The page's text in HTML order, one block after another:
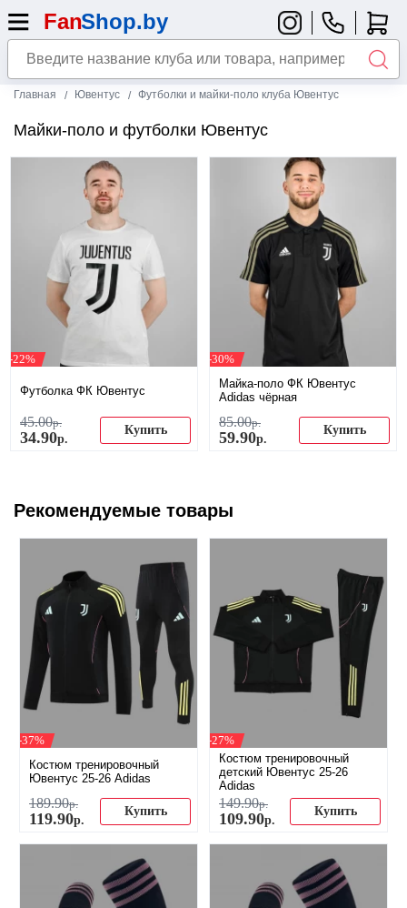
Главная Ювентус Футболки и майки-поло клуба Ювентус
Майки-поло и футболки Ювентус
-22%
Футболка ФК Ювентус
45.00р.
34.90р.
Купить
-30%
Майка-поло ФК Ювентус
Adidas чёрная
85.00р.
59.90р.
Купить
Рекомендуемые товары
-37%
Костюм тренировочный
Ювентус 25-26 Adidas
189.90р.
119.90р.
Купить
-27%
Костюм тренировочный
детский Ювентус 25-26
Adidas
149.90р.
109.90р.
Купить